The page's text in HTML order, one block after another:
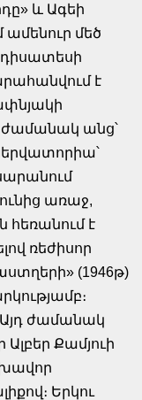
և Ագեի
ամենուր մեծ
է
ժամանակ անց՝
առաջ,
հեռանում է
ռեժիսոր
(1946թ)
Այդ ժամանակ
Քամյուի
Երկու